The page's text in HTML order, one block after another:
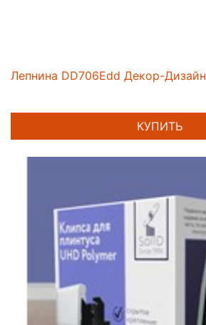
Лепнина DD706Edd Декор-Дизайн
КУПИТЬ